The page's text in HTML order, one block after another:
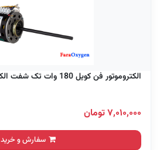
الکتروموتور فن کویل 180 وات تک شفت الکترومگا
۷,۰۱۰,۰۰۰ تومان
سفارش و خرید